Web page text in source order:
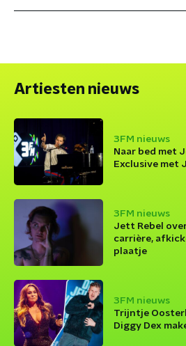
Artiesten nieuws
3FM nieuws
Naar bed met
Exclusive met
3FM nieuws
Jett Rebel
carrière,
plaatje
3FM nieuws
Trijntje
Diggy Dex